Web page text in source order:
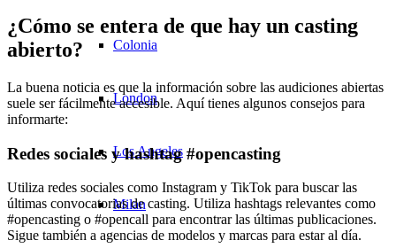
Colonia
London
Los Angeles
Milan
¿Cómo se entera de que hay un casting
abierto?
La buena noticia es que la información sobre las audiciones abiertas
suele ser fácilmente accesible. Aquí tienes algunos consejos para
informarte:
Redes sociales y hashtag #opencasting
Utiliza redes sociales como Instagram y TikTok para buscar las
últimas convocatorias de casting. Utiliza hashtags relevantes como
#opencasting o #opencall para encontrar las últimas publicaciones.
Sigue también a agencias de modelos y marcas para estar al día.